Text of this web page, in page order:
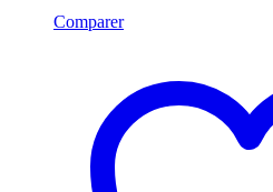
Comparer